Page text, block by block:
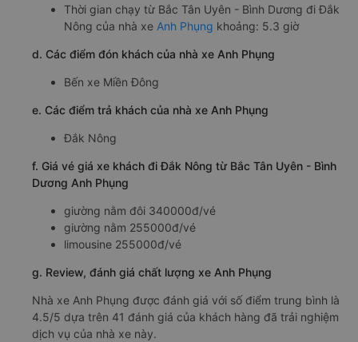
Thời gian chạy từ Bắc Tân Uyên - Bình Dương đi Đắk
Nông của nhà xe Anh Phụng khoảng: 5.3 giờ
d. Các điểm đón khách của nhà xe Anh Phụng
Bến xe Miền Đông
e. Các điểm trả khách của nhà xe Anh Phụng
Đắk Nông
f. Giá vé giá xe khách đi Đắk Nông từ Bắc Tân Uyên - Bình
Dương Anh Phụng
giường nằm đôi 340000đ/vé
giường nằm 255000đ/vé
limousine 255000đ/vé
g. Review, đánh giá chất lượng xe Anh Phụng
Nhà xe Anh Phụng được đánh giá với số điểm trung bình là
4.5/5 dựa trên 41 đánh giá của khách hàng đã trải nghiệm
dịch vụ của nhà xe này.